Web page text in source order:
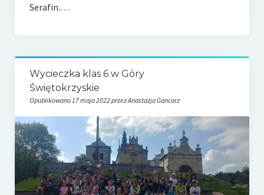
Serafin.…
Wycieczka klas 6 w Góry
Świętokrzyskie
Opublikowano 17 maja 2022 przez Anastazja Gancarz